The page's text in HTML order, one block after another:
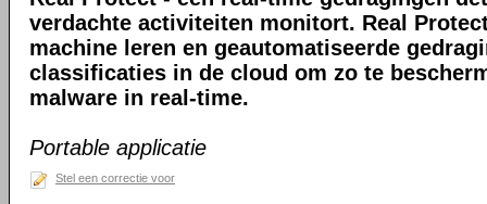
verdachte activiteiten monitort. Real
machine leren en geautomatiseerde
classificaties in de cloud om zo te
malware in real-time.
Portable applicatie
Stel een correctie voor